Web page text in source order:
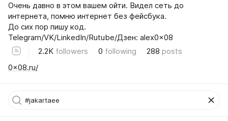
Очень давно в этом вашем ойти. Видел сеть до
интернета, помню интернет без фейсбука.
До сих пор пишу код.
Telegram/VK/LinkedIn/Rutube/Дзен: alex0x08
2.2K followers 0 following 288 posts
0x08.ru/